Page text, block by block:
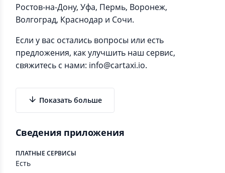
Ростов-на-Дону, Уфа, Пермь, Воронеж,
Волгоград, Краснодар и Сочи.
Если у вас остались вопросы или есть
предложения, как улучшить наш сервис,
свяжитесь с нами: info@cartaxi.io.
Показать больше
Сведения приложения
ПЛАТНЫЕ СЕРВИСЫ
Есть